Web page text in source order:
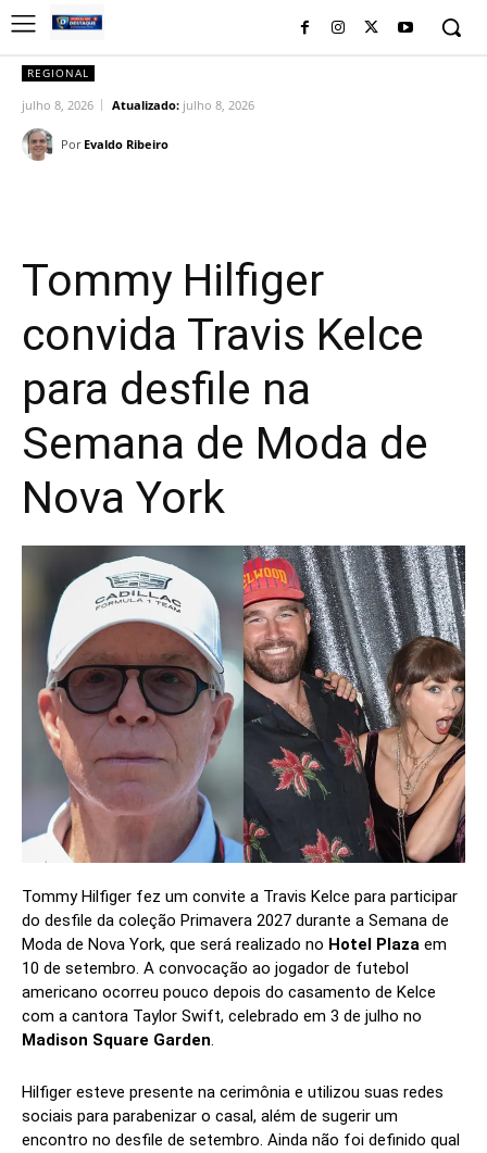
REGIONAL
julho 8, 2026 Atualizado: julho 8, 2026
Por Evaldo Ribeiro
Tommy Hilfiger
convida Travis Kelce
para desfile na
Semana de Moda de
Nova York
Tommy Hilfiger fez um convite a Travis Kelce para participar
do desfile da coleção Primavera 2027 durante a Semana de
Moda de Nova York, que será realizado no Hotel Plaza em
10 de setembro. A convocação ao jogador de futebol
americano ocorreu pouco depois do casamento de Kelce
com a cantora Taylor Swift, celebrado em 3 de julho no
Madison Square Garden.
Hilfiger esteve presente na cerimônia e utilizou suas redes
sociais para parabenizar o casal, além de sugerir um
encontro no desfile de setembro. Ainda não foi definido qual